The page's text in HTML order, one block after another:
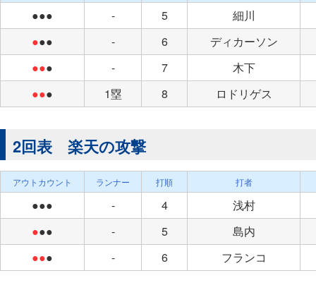
●●● - 5
細川
●●● - 6
ディカーソン
●●● - 7
木下
●●● 1塁 8 ロドリゲス
2回表 楽天の攻撃
アウトカウント ランナー 打順 打者
●●● - 4
浅村
●●● - 5
島内
●●● - 6 フランコ